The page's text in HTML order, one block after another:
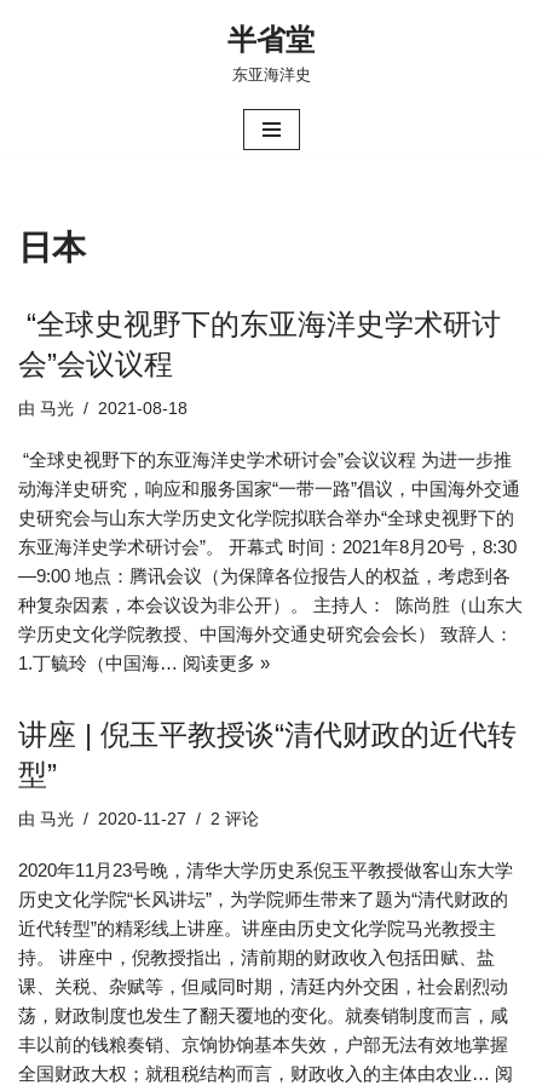
半省堂
东亚海洋史
日本
“全球史视野下的东亚海洋史学术研讨
会”会议议程
由 马光 2021-08-18
“全球史视野下的东亚海洋史学术研讨会”会议议程 为进一步推
动海洋史研究，响应和服务国家“一带一路”倡议，中国海外交通
史研究会与山东大学历史文化学院拟联合举办“全球史视野下的
东亚海洋史学术研讨会”。 开幕式 时间：2021年8月20号，8:30
—9:00 地点：腾讯会议（为保障各位报告人的权益，考虑到各
种复杂因素，本会议设为非公开）。 主持人： 陈尚胜（山东大
学历史文化学院教授、中国海外交通史研究会会长） 致辞人：
1.丁毓玲（中国海… 阅读更多 »
讲座 | 倪玉平教授谈“清代财政的近代转
型”
由 马光 2020-11-27 2 评论
2020年11月23号晚，清华大学历史系倪玉平教授做客山东大学
历史文化学院“长风讲坛”，为学院师生带来了题为“清代财政的
近代转型”的精彩线上讲座。讲座由历史文化学院马光教授主
持。 讲座中，倪教授指出，清前期的财政收入包括田赋、盐
课、关税、杂赋等，但咸同时期，清廷内外交困，社会剧烈动
荡，财政制度也发生了翻天覆地的变化。就奏销制度而言，咸
丰以前的钱粮奏销、京饷协饷基本失效，户部无法有效地掌握
全国财政大权；就租税结构而言，财政收入的主体由农业… 阅